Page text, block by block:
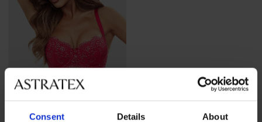
Consent Details About